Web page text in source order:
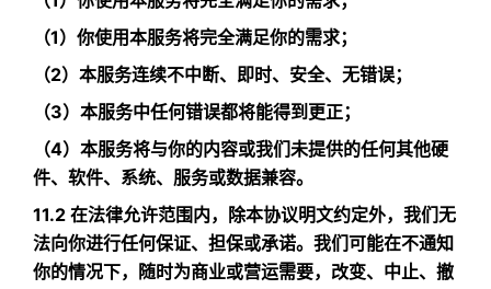
（1）你使用本服务将完全满足你的需求；
（2）本服务连续不中断、即时、安全、无错误；
（3）本服务中任何错误都将能得到更正；
（4）本服务将与你的内容或我们未提供的任何其他硬
件、软件、系统、服务或数据兼容。
11.2 在法律允许范围内，除本协议明文约定外，我们无
法向你进行任何保证、担保或承诺。我们可能在不通知
你的情况下，随时为商业或营运需要，改变、中止、撤